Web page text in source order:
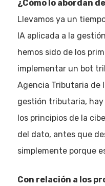
¿Cómo lo abordan
Llevamos ya un
IA aplicada a la
hemos sido de los
implementar un bot
Agencia Tributaria de
gestión tributaria, hay
los principios de la
del dato, antes que
simplemente porque
Con relación a los